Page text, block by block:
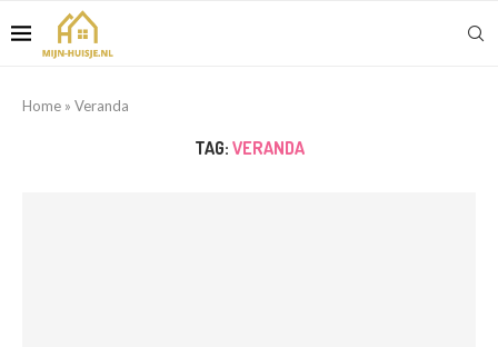
Home » Veranda
TAG: VERANDA